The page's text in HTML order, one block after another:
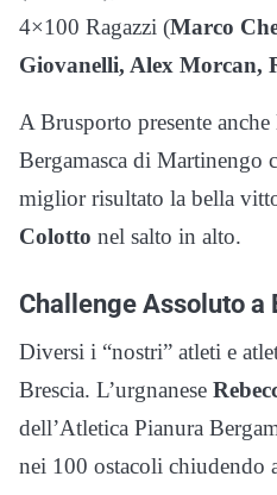
4×100 Ragazzi (Marco
Giovanelli, Alex Morcan,
A Brusporto presente
Bergamasca di Martinengo
miglior risultato la bella
Colotto nel salto in alto.
Challenge Assoluto a
Diversi i “nostri” atleti e
Brescia. L’urgnanese
dell’Atletica Pianura
nei 100 ostacoli chiudendo